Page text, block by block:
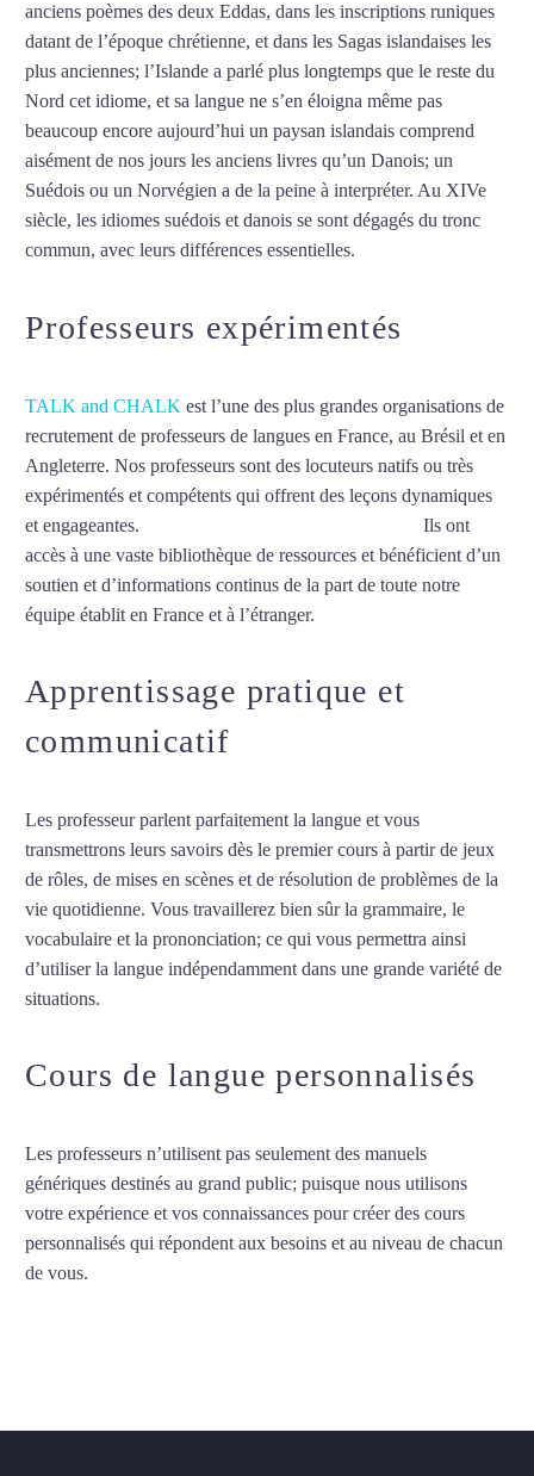
anciens poèmes des deux Eddas, dans les inscriptions runiques
datant de l’époque chrétienne, et dans les Sagas islandaises les
plus anciennes; l’Islande a parlé plus longtemps que le reste du
Nord cet idiome, et sa langue ne s’en éloigna même pas
beaucoup encore aujourd’hui un paysan islandais comprend
aisément de nos jours les anciens livres qu’un Danois; un
Suédois ou un Norvégien a de la peine à interpréter. Au XIVe
siècle, les idiomes suédois et danois se sont dégagés du tronc
commun, avec leurs différences essentielles.
Professeurs expérimentés
TALK and CHALK est l’une des plus grandes organisations de
recrutement de professeurs de langues en France, au Brésil et en
Angleterre. Nos professeurs sont des locuteurs natifs ou très
expérimentés et compétents qui offrent des leçons dynamiques
et engageantes.
Ils ont
accès à une vaste bibliothèque de ressources et bénéficient d’un
soutien et d’informations continus de la part de toute notre
équipe établit en France et à l’étranger.
Apprentissage pratique et
communicatif
Les professeur parlent parfaitement la langue et vous
transmettrons leurs savoirs dès le premier cours à partir de jeux
de rôles, de mises en scènes et de résolution de problèmes de la
vie quotidienne. Vous travaillerez bien sûr la grammaire, le
vocabulaire et la prononciation; ce qui vous permettra ainsi
d’utiliser la langue indépendamment dans une grande variété de
situations.
Cours de langue personnalisés
Les professeurs n’utilisent pas seulement des manuels
génériques destinés au grand public; puisque nous utilisons
votre expérience et vos connaissances pour créer des cours
personnalisés qui répondent aux besoins et au niveau de chacun
de vous.